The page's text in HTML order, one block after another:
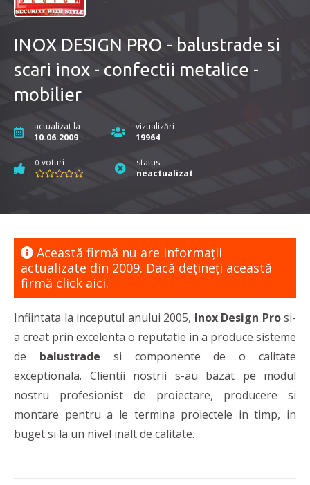
INOX DESIGN PRO - balustrade si
scari inox - confectii metalice -
mobilier
actualizat la
10.06.2009
vizualizări
19964
0 voturi
status
neactualizat
Această firmă nu are informaţii
actualizate din 2009. Dacă dețineți această
firmă click aici.
Infiintata la inceputul anului 2005, Inox Design Prosi-
a creat prin excelenta o reputatie in a produce sisteme
de balustrade si componente de o calitate
exceptionala. Clientii nostrii s-au bazat pe modul
nostru profesionist de proiectare, producere si
montare pentru a le termina proiectele in timp, in
buget si la un nivel inalt de calitate.